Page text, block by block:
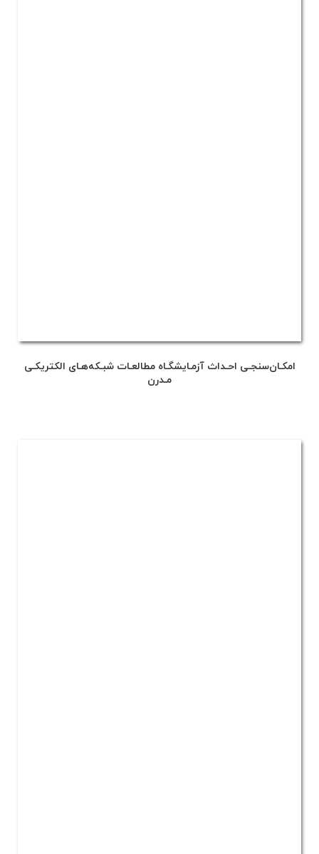
امکـان‌سنجـی احـداث آزمـایشگـاه مطالعـات شبـکه‌هـای الکتریکـی
مـدرن